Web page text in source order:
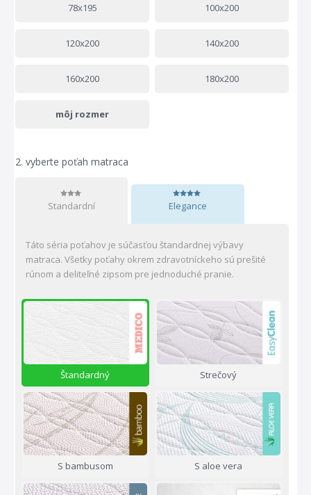
78x195 100x200
120x200 140x200
160x200 180x200
môj rozmer
2. vyberte poťah matraca
Standardní Elegance
Táto séria poťahov je súčasťou štandardnej výbavy
matraca. Všetky poťahy okrem zdravotníckeho sú prešité
rúnom a deliteľné zipsom pre jednoduché pranie.
Štandardný Strečový
S bambusom S aloe vera